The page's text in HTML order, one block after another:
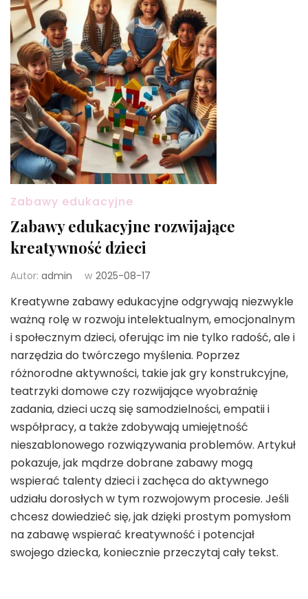
Zabawy edukacyjne
Zabawy edukacyjne rozwijające
kreatywność dzieci
Autor: admin w 2025-08-17
Kreatywne zabawy edukacyjne odgrywają niezwykle
ważną rolę w rozwoju intelektualnym, emocjonalnym
i społecznym dzieci, oferując im nie tylko radość, ale i
narzędzia do twórczego myślenia. Poprzez
różnorodne aktywności, takie jak gry konstrukcyjne,
teatrzyki domowe czy rozwijające wyobraźnię
zadania, dzieci uczą się samodzielności, empatii i
współpracy, a także zdobywają umiejętność
nieszablonowego rozwiązywania problemów. Artykuł
pokazuje, jak mądrze dobrane zabawy mogą
wspierać talenty dzieci i zachęca do aktywnego
udziału dorosłych w tym rozwojowym procesie. Jeśli
chcesz dowiedzieć się, jak dzięki prostym pomysłom
na zabawę wspierać kreatywność i potencjał
swojego dziecka, koniecznie przeczytaj cały tekst.